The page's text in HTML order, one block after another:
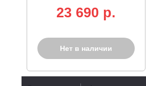
Huter 4.0 л.с., сталь,
23 690 p.
Нет в наличии